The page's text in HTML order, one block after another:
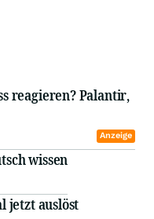
reagieren? Palantir,
Anzeige
wissen
jetzt auslöst